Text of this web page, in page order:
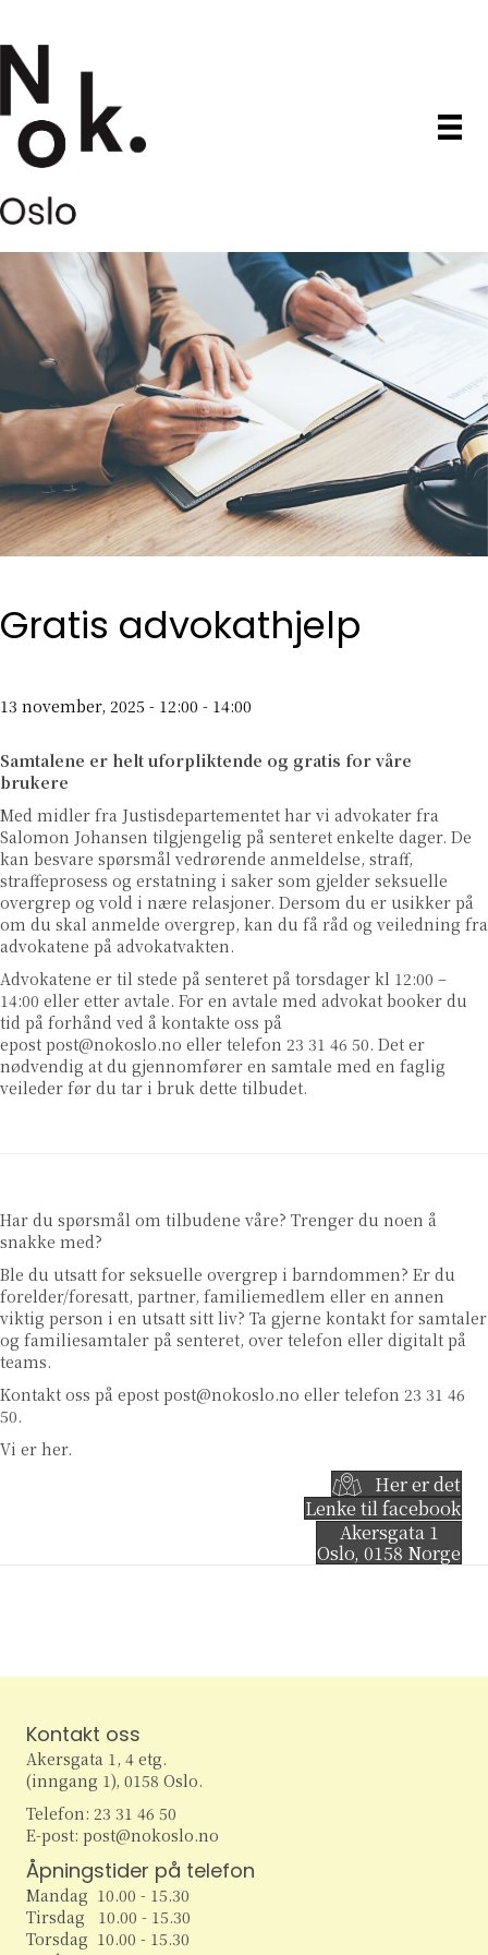
Gratis advokathjelp
13 november, 2025 - 12:00 - 14:00
Samtalene er helt uforpliktende og gratis for våre
brukere
Med midler fra Justisdepartementet har vi advokater fra
Salomon Johansen tilgjengelig på senteret enkelte dager. De
kan besvare spørsmål vedrørende anmeldelse, straff,
straffeprosess og erstatning i saker som gjelder seksuelle
overgrep og vold i nære relasjoner. Dersom du er usikker på
om du skal anmelde overgrep, kan du få råd og veiledning fra
advokatene på advokatvakten.
Advokatene er til stede på senteret på torsdager kl 12:00 –
14:00 eller etter avtale. For en avtale med advokat booker du
tid på forhånd ved å kontakte oss på
epost post@nokoslo.no eller telefon 23 31 46 50. Det er
nødvendig at du gjennomfører en samtale med en faglig
veileder før du tar i bruk dette tilbudet.
Har du spørsmål om tilbudene våre? Trenger du noen å
snakke med?
Ble du utsatt for seksuelle overgrep i barndommen? Er du
forelder/foresatt, partner, familiemedlem eller en annen
viktig person i en utsatt sitt liv? Ta gjerne kontakt for samtaler
og familiesamtaler på senteret, over telefon eller digitalt på
teams.
Kontakt oss på epost post@nokoslo.no eller telefon 23 31 46
50.
Vi er her.
Her er det
Lenke til facebook
Akersgata 1
Oslo, 0158 Norge
Kontakt oss
Akersgata 1, 4 etg.
(inngang 1), 0158 Oslo.
Telefon: 23 31 46 50
E-post: post@nokoslo.no
Åpningstider på telefon
Mandag 10.00 - 15.30
Tirsdag 10.00 - 15.30
Torsdag 10.00 - 15.30